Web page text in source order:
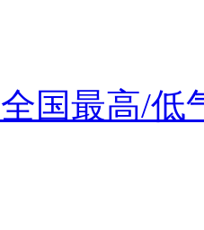
全国最高/低